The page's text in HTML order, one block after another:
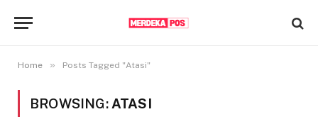
Home » Posts Tagged "Atasi"
BROWSING: ATASI